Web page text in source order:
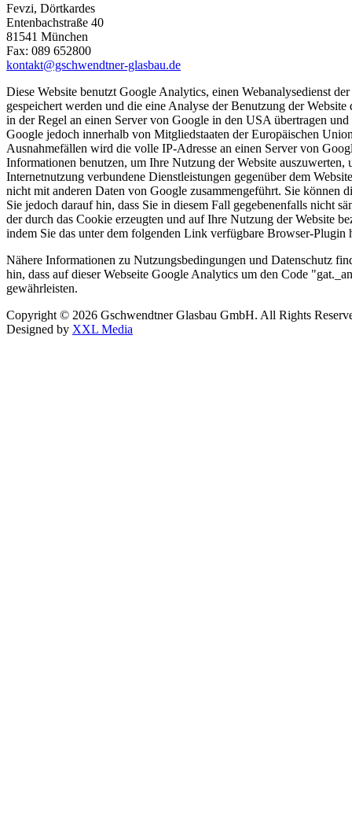
Fevzi, Dörtkardes
Entenbachstraße 40
81541 München
Fax: 089 652800
kontakt@gschwendtner-glasbau.de
Diese Website benutzt Google Analytics, einen Webanalysedienst
gespeichert werden und die eine Analyse der Benutzung der
in der Regel an einen Server von Google in den USA übertragen
Google jedoch innerhalb von Mitgliedstaaten der Europäischen
Ausnahmefällen wird die volle IP-Adresse an einen Server von
Informationen benutzen, um Ihre Nutzung der Website
Internetnutzung verbundene Dienstleistungen gegenüber dem
nicht mit anderen Daten von Google zusammengeführt. Sie können
Sie jedoch darauf hin, dass Sie in diesem Fall gegebenenfalls nicht
der durch das Cookie erzeugten und auf Ihre Nutzung der Website
indem Sie das unter dem folgenden Link verfügbare Browser-
Nähere Informationen zu Nutzungsbedingungen und Datenschutz
hin, dass auf dieser Webseite Google Analytics um den Code
gewährleisten.
Copyright © 2026 Gschwendtner Glasbau GmbH. All Rights
Designed by XXL Media